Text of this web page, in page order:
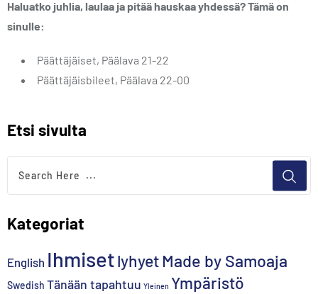
Haluatko juhlia, laulaa ja pitää hauskaa yhdessä? Tämä on
sinulle:
Päättäjäiset, Päälava 21-22
Päättäjäisbileet, Päälava 22-00
Etsi sivulta
Kategoriat
English Ihmisetlyhyet Made by Samoaja
Swedish Tänään tapahtuu Yleinen Ympäristö